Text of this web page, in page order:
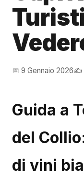
📅 9 Gennaio 2026✍️
Guida a
del
di vini